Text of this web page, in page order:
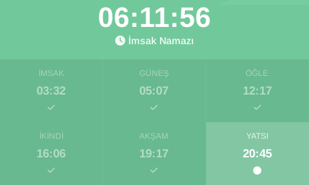
06:11:56
İmsak Namazı
İMSAK
03:32
GÜNEŞ
05:07
ÖĞLE
12:17
İKINDI
16:06
AKŞAM
19:17
YATSI
20:45